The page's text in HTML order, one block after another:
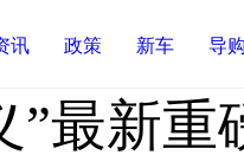
讯 政策 新车 导
”最新